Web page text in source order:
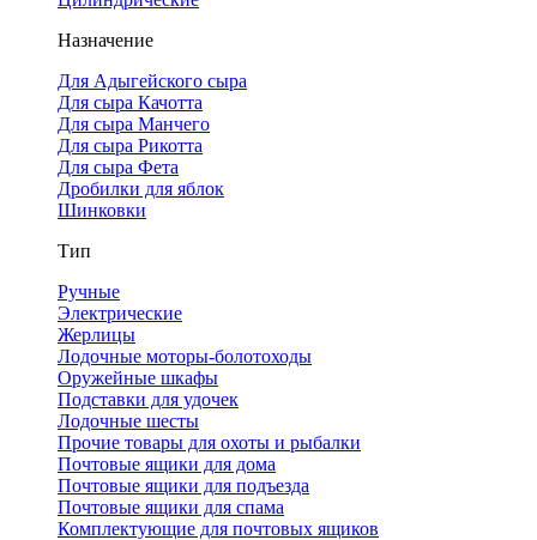
Назначение
Для Адыгейского сыра
Для сыра Качотта
Для сыра Манчего
Для сыра Рикотта
Для сыра Фета
Дробилки для яблок
Шинковки
Тип
Ручные
Электрические
Жерлицы
Лодочные моторы-болотоходы
Оружейные шкафы
Подставки для удочек
Лодочные шесты
Прочие товары для охоты и рыбалки
Почтовые ящики для дома
Почтовые ящики для подъезда
Почтовые ящики для спама
Комплектующие для почтовых ящиков